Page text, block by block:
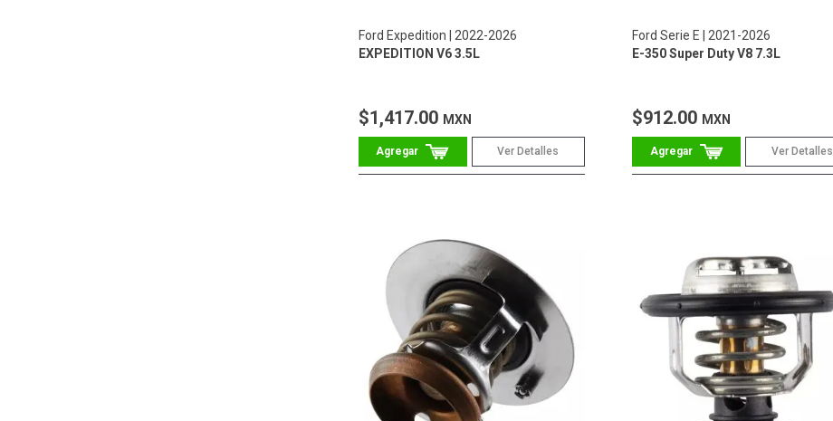
Ford Expedition
2022-2026
EXPEDITION V6 3.5L
$1,417.00 MXN
Ver Detalles
Ford Serie E
2021-2026
E-350 Super Duty V8 7.3L
$912.00 MXN
Ver Detalles